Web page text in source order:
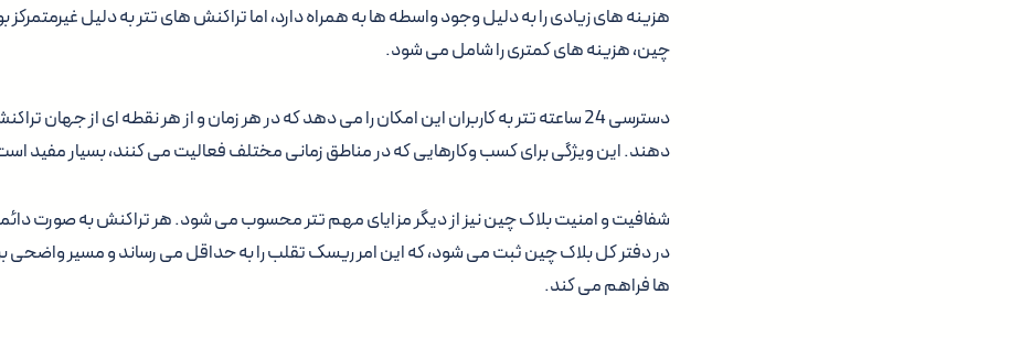
هزینه های زیادی را به دلیل وجود واسطه ها به همراه دارد، اما تراکنش های تتر به دلیل غیرمتمرکز
چین، هزینه های کمتری را شامل می شود.
دسترسی 24 ساعته تتر به کاربران این امکان را می دهد که در هر زمان و از هر نقطه ای از جهان
دهند. این ویژگی برای کسب وکارهایی که در مناطق زمانی مختلف فعالیت می کنند، بسیار مفید
شفافیت و امنیت بلاک چین نیز از دیگر مزایای مهم تتر محسوب می شود. هر تراکنش به صورت
در دفتر کل بلاک چین ثبت می شود، که این امر ریسک تقلب را به حداقل می رساند و مسیر واضحی
ها فراهم می کند.